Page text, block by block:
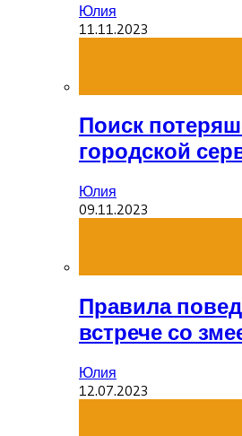
Юлия
11.11.2023
Поиск
городской
Юлия
09.11.2023
Правила
встрече со
Юлия
12.07.2023